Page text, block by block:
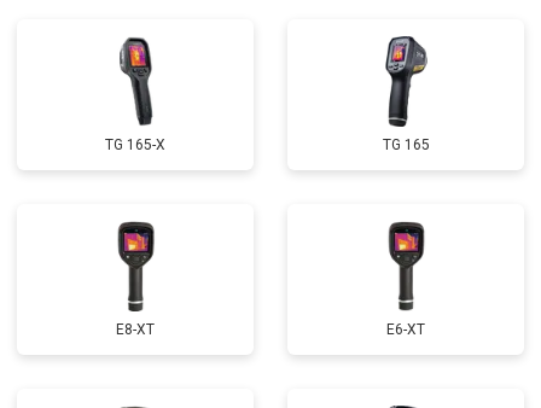
TG 165-X TG 165
E8-XT E6-XT